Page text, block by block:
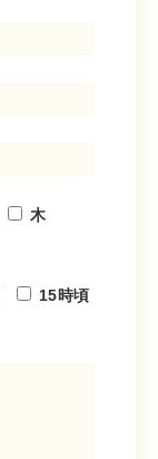
木
15時頃